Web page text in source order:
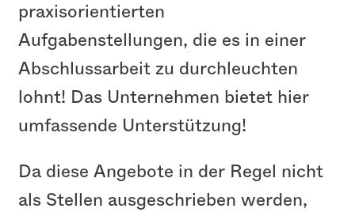
praxisorientierten
Aufgabenstellungen, die es in einer
Abschlussarbeit zu durchleuchten
lohnt! Das Unternehmen bietet hier
umfassende Unterstützung!
Da diese Angebote in der Regel nicht
als Stellen ausgeschrieben werden,